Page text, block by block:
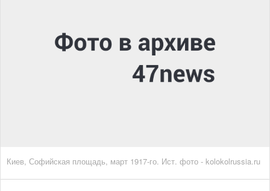
Киев, Софийская площадь, март 1917-го. Ист. фото - kolokolrussia.ru